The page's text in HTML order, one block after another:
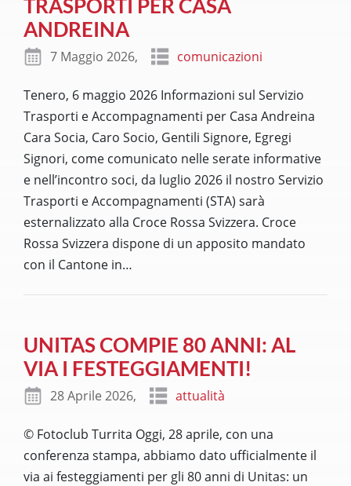
TRASPORTI PER CASA
ANDREINA
7 Maggio 2026, comunicazioni
Tenero, 6 maggio 2026 Informazioni sul Servizio
Trasporti e Accompagnamenti per Casa Andreina
Cara Socia, Caro Socio, Gentili Signore, Egregi
Signori, come comunicato nelle serate informative
e nell’incontro soci, da luglio 2026 il nostro Servizio
Trasporti e Accompagnamenti (STA) sarà
esternalizzato alla Croce Rossa Svizzera. Croce
Rossa Svizzera dispone di un apposito mandato
con il Cantone in…
UNITAS COMPIE 80 ANNI: AL
VIA I FESTEGGIAMENTI!
28 Aprile 2026, attualità
© Fotoclub Turrita Oggi, 28 aprile, con una
conferenza stampa, abbiamo dato ufficialmente il
via ai festeggiamenti per gli 80 anni di Unitas: un